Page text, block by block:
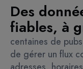
Des
fiables, à
centaines de
de gérer un flux